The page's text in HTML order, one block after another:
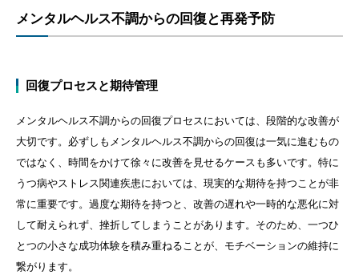
メンタルヘルス不調からの回復と再発予防
回復プロセスと期待管理
メンタルヘルス不調からの回復プロセスにおいては、段階的な改善が
大切です。必ずしもメンタルヘルス不調からの回復は一気に進むもの
ではなく、時間をかけて徐々に改善を見せるケースも多いです。特に
うつ病やストレス関連疾患においては、現実的な期待を持つことが非
常に重要です。過度な期待を持つと、改善の遅れや一時的な悪化に対
して耐えられず、挫折してしまうことがあります。そのため、一つひ
とつの小さな成功体験を積み重ねることが、モチベーションの維持に
繋がります。